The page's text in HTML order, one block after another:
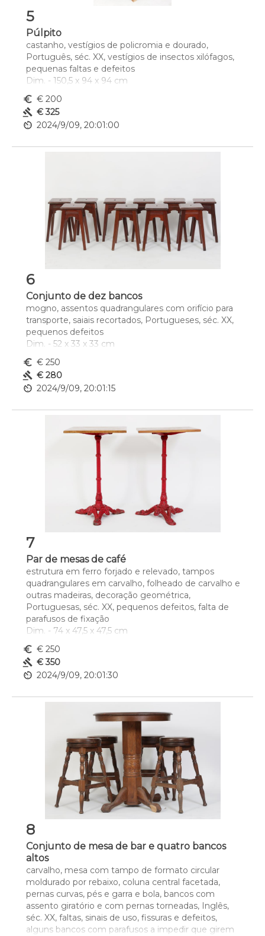
5
Púlpito
castanho, vestígios de policromia e dourado,
Português, séc. XX, vestígios de insectos xilófagos,
pequenas faltas e defeitos
Dim. - 150,5 x 94 x 94 cm
euro_symbol € 200
gavel € 325
av_timer 2024/9/09, 20:01:00
6
Conjunto de dez bancos
mogno, assentos quadrangulares com orifício para
transporte, saiais recortados, Portugueses, séc. XX,
pequenos defeitos
Dim. - 52 x 33 x 33 cm
euro_symbol € 250
gavel € 280
av_timer 2024/9/09, 20:01:15
7
Par de mesas de café
estrutura em ferro forjado e relevado, tampos
quadrangulares em carvalho, folheado de carvalho e
outras madeiras, decoração geométrica,
Portuguesas, séc. XX, pequenos defeitos, falta de
parafusos de fixação
Dim. - 74 x 47,5 x 47,5 cm
euro_symbol € 250
gavel € 350
av_timer 2024/9/09, 20:01:30
8
Conjunto de mesa de bar e quatro bancos
altos
carvalho, mesa com tampo de formato circular
moldurado por rebaixo, coluna central facetada,
pernas curvas, pés e garra e bola, bancos com
assento giratório e com pernas torneadas, Inglês,
séc. XX, faltas, sinais de uso, fissuras e defeitos,
alguns bancos com parafusos a impedir que girem